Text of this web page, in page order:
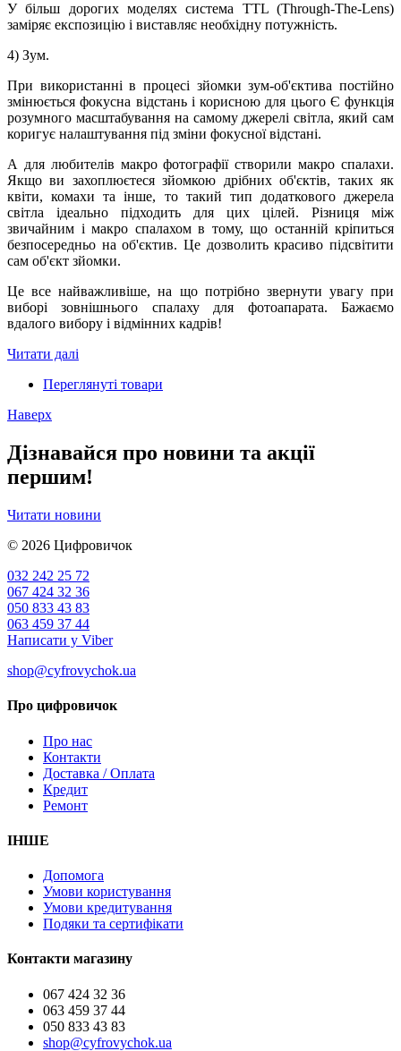
У більш дорогих моделях система TTL (Through-The-Lens)
заміряє експозицію і виставляє необхідну потужність.
4) Зум.
При використанні в процесі зйомки зум-об'єктива постійно
змінюється фокусна відстань і корисною для цього Є функція
розумного масштабування на самому джерелі світла, який сам
коригує налаштування під зміни фокусної відстані.
А для любителів макро фотографії створили макро спалахи.
Якщо ви захоплюєтеся зйомкою дрібних об'єктів, таких як
квіти, комахи та інше, то такий тип додаткового джерела
світла ідеально підходить для цих цілей. Різниця між
звичайним і макро спалахом в тому, що останній кріпиться
безпосередньо на об'єктив. Це дозволить красиво підсвітити
сам об'єкт зйомки.
Це все найважливіше, на що потрібно звернути увагу при
виборі зовнішнього спалаху для фотоапарата. Бажаємо
вдалого вибору і відмінних кадрів!
Читати далі
Переглянуті товари
Наверх
Дізнавайся про новини та акції
першим!
Читати новини
© 2026 Цифровичок
032 242 25 72
067 424 32 36
050 833 43 83
063 459 37 44
Написати у Viber
shop@cyfrovychok.ua
Про цифровичок
Про нас
Контакти
Доставка / Оплата
Кредит
Ремонт
ІНШЕ
Допомога
Умови користування
Умови кредитування
Подяки та сертифікати
Контакти магазину
067 424 32 36
063 459 37 44
050 833 43 83
shop@cyfrovychok.ua